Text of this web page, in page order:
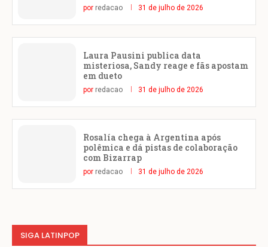
por redacao 31 de julho de 2026
Laura Pausini publica data
misteriosa, Sandy reage e fãs apostam
em dueto
por redacao 31 de julho de 2026
Rosalía chega à Argentina após
polêmica e dá pistas de colaboração
com Bizarrap
por redacao 31 de julho de 2026
SIGA LATINPOP